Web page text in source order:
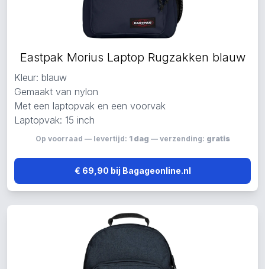
Eastpak Morius Laptop Rugzakken blauw
Kleur: blauw
Gemaakt van nylon
Met een laptopvak en een voorvak
Laptopvak: 15 inch
Op voorraad — levertijd: 1 dag — verzending: gratis
€ 69,90 bij Bagageonline.nl